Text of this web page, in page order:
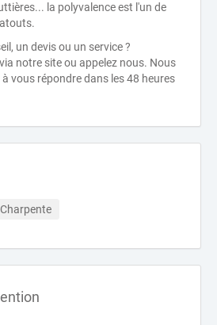
la polyvalence est l'un de
un devis ou un service ?
notre site ou appelez nous. Nous
vous répondre dans les 48 heures
Charpente